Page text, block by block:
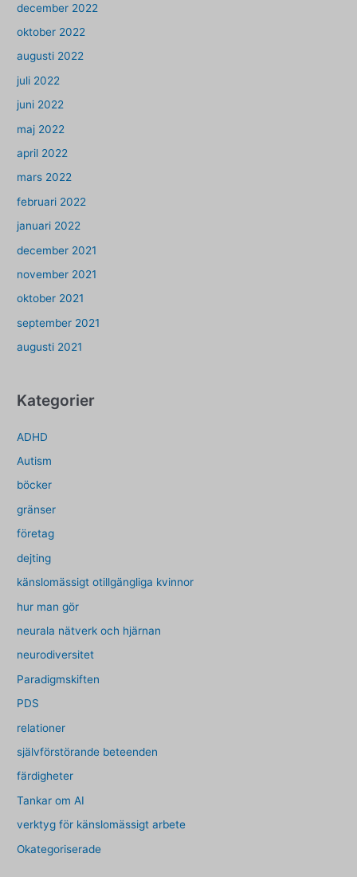
december 2022
oktober 2022
augusti 2022
juli 2022
juni 2022
maj 2022
april 2022
mars 2022
februari 2022
januari 2022
december 2021
november 2021
oktober 2021
september 2021
augusti 2021
Kategorier
ADHD
Autism
böcker
gränser
företag
dejting
känslomässigt otillgängliga kvinnor
hur man gör
neurala nätverk och hjärnan
neurodiversitet
Paradigmskiften
PDS
relationer
självförstörande beteenden
färdigheter
Tankar om AI
verktyg för känslomässigt arbete
Okategoriserade